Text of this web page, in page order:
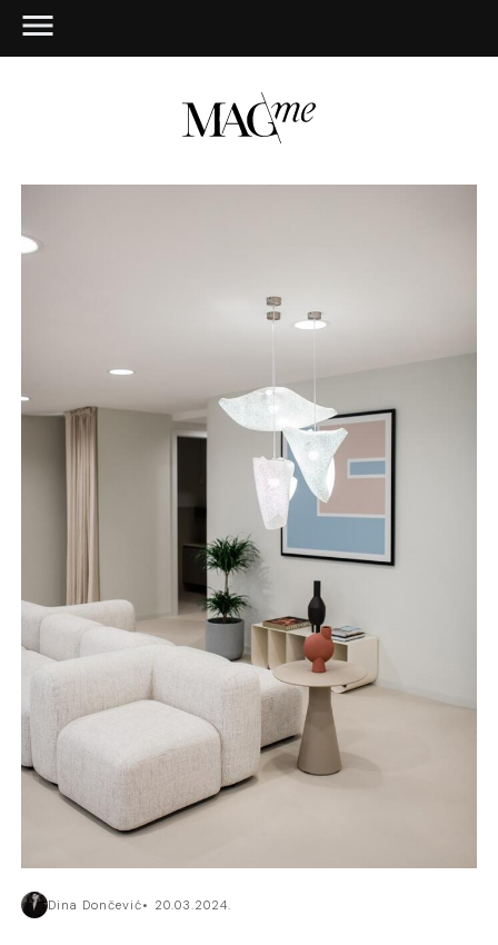
Dina Dončević 20.03.2024.